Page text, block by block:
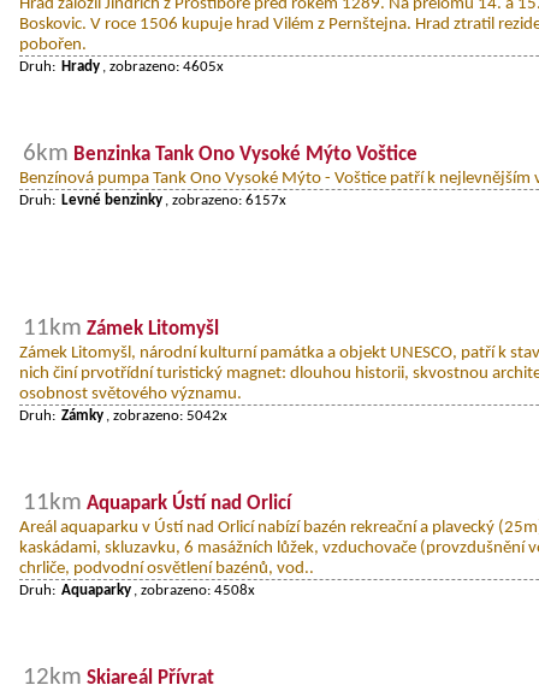
Hrad založil Jindřich z Prostiboře před rokem 1289. Na přelomu 14. a
Boskovic. V roce 1506 kupuje hrad Vilém z Pernštejna. Hrad ztratil
pobořen.
Druh: Hrady , zobrazeno: 4605x
6km Benzinka Tank Ono Vysoké Mýto Voštice
Benzínová pumpa Tank Ono Vysoké Mýto - Voštice patří k nejlevnějším
Druh: Levné benzinky , zobrazeno: 6157x
11km Zámek Litomyšl
Zámek Litomyšl, národní kulturní památka a objekt UNESCO, patří k
nich činí prvotřídní turistický magnet: dlouhou historii, skvostnou
osobnost světového významu.
Druh: Zámky , zobrazeno: 5042x
11km Aquapark Ústí nad Orlicí
Areál aquaparku v Ústí nad Orlicí nabízí bazén rekreační a plavecký
kaskádami, skluzavku, 6 masážních lůžek, vzduchovače (provzdušnění
chrliče, podvodní osvětlení bazénů, vod..
Druh: Aquaparky , zobrazeno: 4508x
12km Skiareál Přívrat